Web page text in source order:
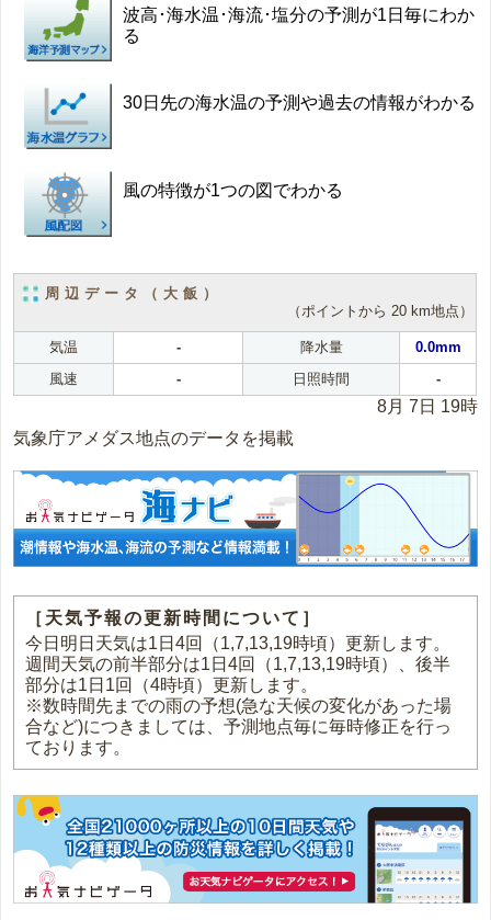
波高･海水温･海流･塩分の予測が1日毎にわか
る
30日先の海水温の予測や過去の情報がわかる
風の特徴が1つの図でわかる
周辺データ（大飯）
（ポイントから 20 km地点）
気温 - 降水量
0.0mm
風速
- 日照時間 -
8月 7日 19時
気象庁アメダス地点のデータを掲載
［天気予報の更新時間について］
今日明日天気は1日4回（1,7,13,19時頃）更新します。
週間天気の前半部分は1日4回（1,7,13,19時頃）、後半
部分は1日1回（4時頃）更新します。
※数時間先までの雨の予想(急な天候の変化があった場
合など)につきましては、予測地点毎に毎時修正を行っ
ております。